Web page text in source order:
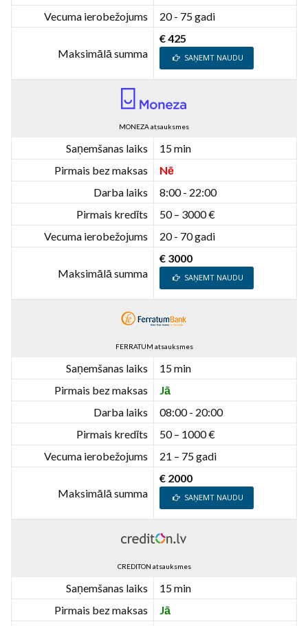
Vecuma ierobežojums
20 - 75 gadi
Maksimālā summa
€ 425
SAŅEMT NAUDU
MONEZA atsauksmes
Saņemšanas laiks
15 min
Pirmais bez maksas
Nē
Darba laiks
8:00 - 22:00
Pirmais kredīts
50 – 3000 €
Vecuma ierobežojums
20 - 70 gadi
Maksimālā summa
€ 3000
SAŅEMT NAUDU
FERRATUM atsauksmes
Saņemšanas laiks
15 min
Pirmais bez maksas
Jā
Darba laiks
08:00 - 20:00
Pirmais kredīts
50 – 1000 €
Vecuma ierobežojums
21 – 75 gadi
Maksimālā summa
€ 2000
SAŅEMT NAUDU
CREDITON atsauksmes
Saņemšanas laiks
15 min
Pirmais bez maksas
Jā